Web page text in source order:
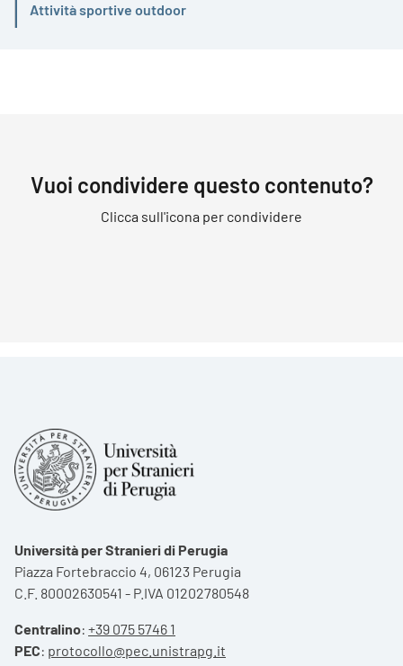
Attività sportive outdoor
Attivo
Vuoi condividere questo contenuto?
Clicca sull'icona per condividere
Università per Stranieri di Perugia
Piazza Fortebraccio 4, 06123 Perugia
C.F. 80002630541 - P.IVA 01202780548
Centralino: +39 075 5746 1
PEC: protocollo@pec.unistrapg.it